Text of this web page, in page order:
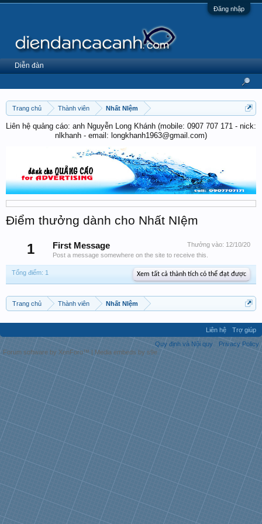
Đăng nhập
Trang chủ Thành viên Nhất NIệm
Liên hệ quảng cáo: anh Nguyễn Long Khánh (mobile: 0907 707 171 - nick:
nlkhanh - email: longkhanh1963@gmail.com)
Điểm thưởng dành cho Nhất NIệm
1 Thưởng vào: 12/10/20
First Message
Post a message somewhere on the site to receive this.
Tổng điểm: 1 Xem tất cả thành tích có thể đạt được
Trang chủ Thành viên Nhất NIệm
Diễn đàn
Liên hệ
Trợ giúp
Quy định và Nội quy
Privacy Policy
Forum software by XenForo™ | Media embeds by s9e